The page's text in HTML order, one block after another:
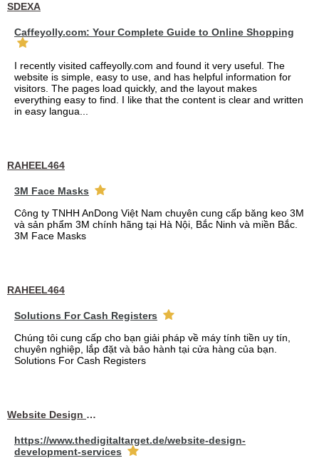
SDEXA
Caffeyolly.com: Your Complete Guide to Online Shopping
I recently visited caffeyolly.com and found it very useful. The
website is simple, easy to use, and has helpful information for
visitors. The pages load quickly, and the layout makes
everything easy to find. I like that the content is clear and written
in easy langua...
RAHEEL464
3M Face Masks
Công ty TNHH AnDong Việt Nam chuyên cung cấp băng keo 3M
và sản phẩm 3M chính hãng tại Hà Nội, Bắc Ninh và miền Bắc.
3M Face Masks
RAHEEL464
Solutions For Cash Registers
Chúng tôi cung cấp cho bạn giải pháp về máy tính tiền uy tín,
chuyên nghiệp, lắp đặt và bảo hành tại cửa hàng của bạn.
Solutions For Cash Registers
Website Design Services berin
https://www.thedigitaltarget.de/website-design-
development-services